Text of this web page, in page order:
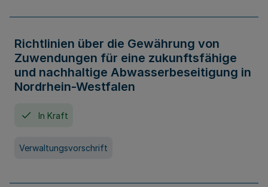
Richtlinien über die Gewährung von
Zuwendungen für eine zukunftsfähige
und nachhaltige Abwasserbeseitigung in
Nordrhein-Westfalen
In Kraft
Verwaltungsvorschrift